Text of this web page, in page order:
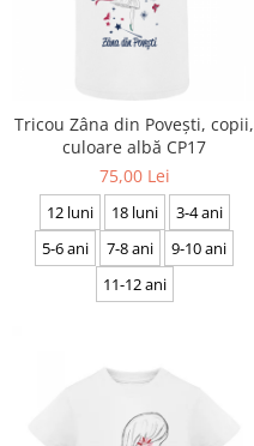
Tricou Zâna din Povești, copii,
culoare albă CP17
75,00 Lei
12 luni 18 luni
3-4 ani
5-6 ani
7-8 ani
9-10 ani
11-12 ani